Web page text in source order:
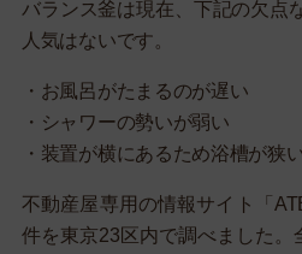
バランス釜は現在、下記の欠点
人気はないです。
・お風呂がたまるのが遅い
・シャワーの勢いが弱い
・装置が横にあるため浴槽が狭
不動産屋専用の情報サイト「
件を東京23区内で調べました。